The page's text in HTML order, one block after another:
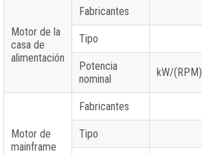
Motor de la
casa de
alimentación
Fabricantes
Tipo
Potencia
nominal
kW/(RPM)
Motor de
mainframe
Fabricantes
Tipo